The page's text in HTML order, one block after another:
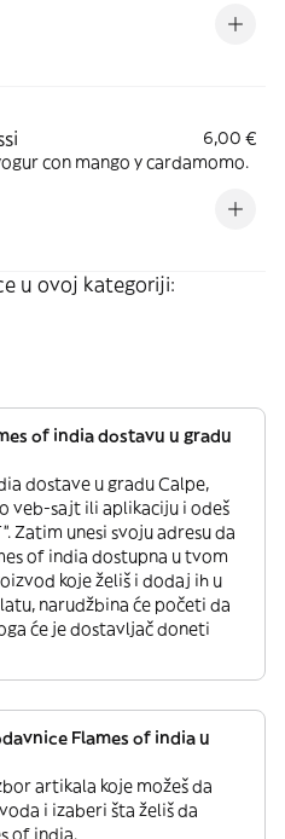
6,00 €
con mango y cardamomo.
u ovoj kategoriji:
of india dostavu u gradu
dostave u gradu Calpe,
veb-sajt ili aplikaciju i odeš
Zatim unesi svoju adresu da
of india dostupna u tvom
koje želiš i dodaj ih u
narudžbina će početi da
će je dostavljač doneti
Flames of india u
artikala koje možeš da
i izaberi šta želiš da
of india.